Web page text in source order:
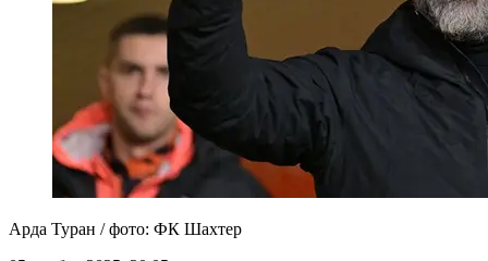
Арда Туран / фото: ФК Шахтер